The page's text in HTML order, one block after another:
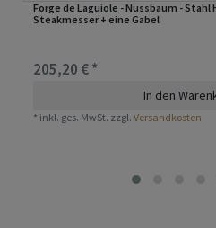
Forge de Laguiole - Nussbaum -
Steakmesser + eine Gabel
205,20 € *
In den
* inkl. ges. MwSt. zzgl.Versandkosten